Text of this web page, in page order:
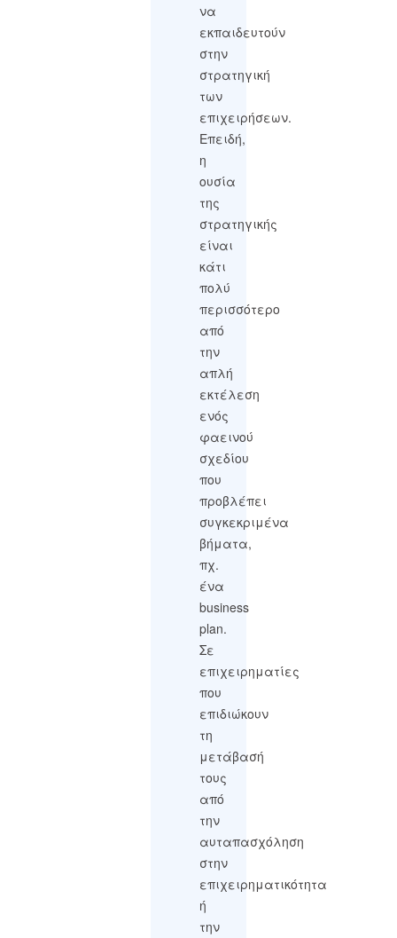
να
εκπαιδευτούν
στην
στρατηγική
των
επιχειρήσεων.
Επειδή,
η
ουσία
της
στρατηγικής
είναι
κάτι
πολύ
περισσότερο
από
την
απλή
εκτέλεση
ενός
φαεινού
σχεδίου
που
προβλέπει
συγκεκριμένα
βήματα,
πχ.
ένα
business
plan.
Σε
επιχειρηματίες
που
επιδιώκουν
τη
μετάβασή
τους
από
την
αυταπασχόληση
στην
επιχειρηματικότητα
ή
την